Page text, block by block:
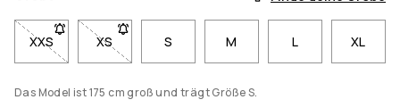
XXS- Größe XXS nicht verfügbar. Klicke, um benachrichtigt zu
XS- Größe XS nicht verfügbar. Klicke, um
S M L XL
Das Model ist 175 cm groß und trägt Größe S.